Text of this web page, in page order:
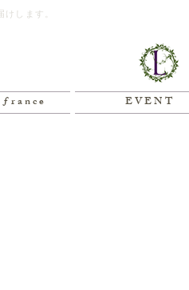
します。
a n c e E V E N T